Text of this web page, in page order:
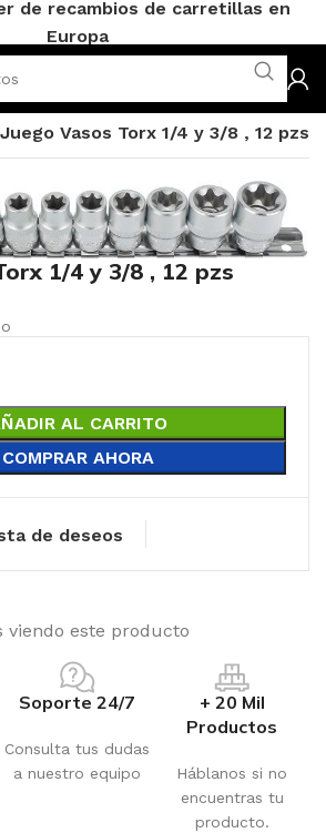
Juego Vasos Torx 1/4 y 3/8 , 12 pzs
1/4 y 3/8 , 12 pzs
AL CARRITO
COMPRAR AHORA
de deseos
viendo este producto
Soporte 24/7
Consulta tus dudas
a nuestro equipo
+ 20 Mil
Productos
Háblanos si no
encuentras tu
producto.
de recambios de carretillas en
Europa